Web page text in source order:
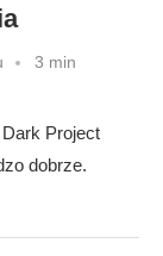
3 min
Project
dobrze.